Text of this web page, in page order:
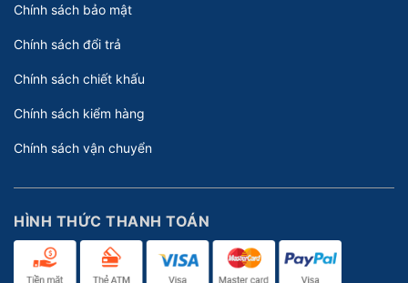
Chính sách bảo mật
Chính sách đổi trả
Chính sách chiết khấu
Chính sách kiểm hàng
Chính sách vận chuyển
HÌNH THỨC THANH TOÁN